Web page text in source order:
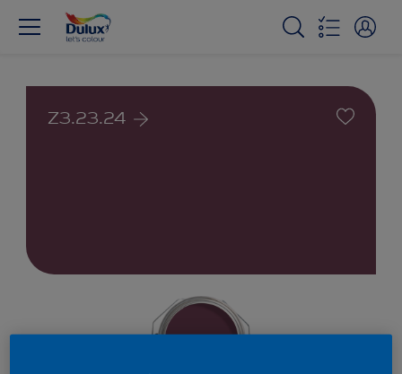
Z3.23.24